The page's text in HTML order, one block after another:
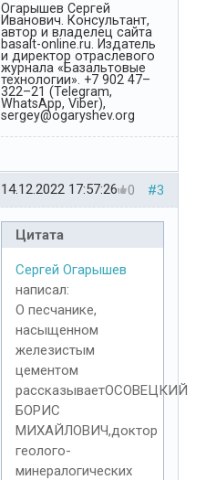
Огарышев Сергей
Иванович. Консультант,
автор и владелец сайта
basalt-online.ru. Издатель
и директор отраслевого
журнала «Базальтовые
технологии». +7 902 47–
322–21 (Telegram,
WhatsApp, Viber),
sergey@ogaryshev.org
#3
0
14.12.2022 17:57:26
Цитата
Сергей Огарышев
написал:
О песчанике,
насыщенном
железистым
цементом
рассказываетОСОВЕЦКИЙ
БОРИС
МИХАЙЛОВИЧ,доктор
геолого-
минералогических